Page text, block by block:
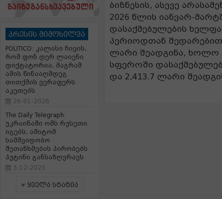
პრესის მიმოხილვა
POLITICO: კალასი ჩივის,
რომ ფონ დერ ლაიენი
დიქტატორია, მაგრამ
ამის წინააღმდეგ
თითქმის ვერაფერს
აკეთებს
26-01-2026
The Daily Telegraph:
უკრაინაში ომს რუსეთი
იგებს, ამიტომ
სამშვიდობო
შეთანხმების პირობებს
პუტინი განსაზღვრავს
3-12-2025
ყველა სტატია
ბიზნესის, ასევე
2026 წლის იანვარ-
დასაქმებულების
პერიოდთან შედარებით
ლარი შეადგინა, ხოლო
სფეროში
და 2,413.7 ლარი